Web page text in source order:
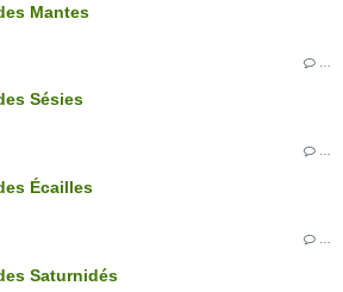
Mantes
…
Sésies
Écailles
Saturnidés